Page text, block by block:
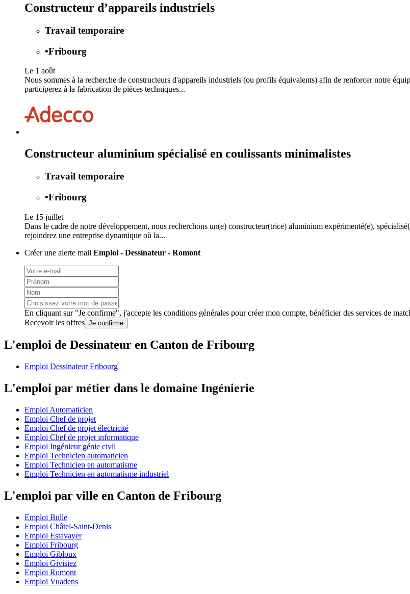
Constructeur d’appareils industriels
Travail temporaire
•Fribourg
Le 1 août
Nous sommes à la recherche de constructeurs d'appareils industriels (ou profils équivalents) afin de renforcer notre
participerez à la fabrication de pièces techniques...
Constructeur aluminium spécialisé en coulissants minimalistes
Travail temporaire
•Fribourg
Le 15 juillet
Dans le cadre de notre développement, nous recherchons un(e) constructeur(trice) aluminium expérimenté(e),
rejoindrez une entreprise dynamique où la...
Créer une alerte mail Emploi - Dessinateur - Romont
En cliquant sur "Je confirme", j'accepte les conditions générales pour créer mon compte, bénéficier des services de
Recevoir les offres Je confirme
L'emploi de Dessinateur en Canton de Fribourg
Emploi Dessinateur Fribourg
L'emploi par métier dans le domaine Ingénierie
Emploi Automaticien
Emploi Chef de projet
Emploi Chef de projet électricité
Emploi Chef de projet informatique
Emploi Ingénieur génie civil
Emploi Technicien automaticien
Emploi Technicien en automatisme
Emploi Technicien en automatisme industriel
L'emploi par ville en Canton de Fribourg
Emploi Bulle
Emploi Châtel-Saint-Denis
Emploi Estavayer
Emploi Fribourg
Emploi Gibloux
Emploi Givisiez
Emploi Romont
Emploi Vuadens